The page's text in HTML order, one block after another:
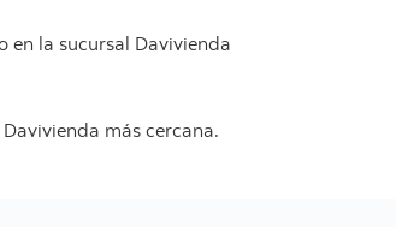
en la sucursal Davivienda
más cercana.